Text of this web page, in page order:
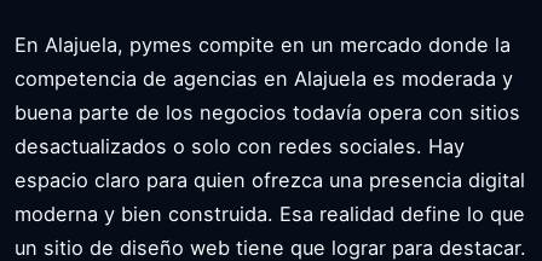
En Alajuela, pymes compite en un mercado donde la
competencia de agencias en Alajuela es moderada y
buena parte de los negocios todavía opera con sitios
desactualizados o solo con redes sociales. Hay
espacio claro para quien ofrezca una presencia digital
moderna y bien construida. Esa realidad define lo que
un sitio de diseño web tiene que lograr para destacar.